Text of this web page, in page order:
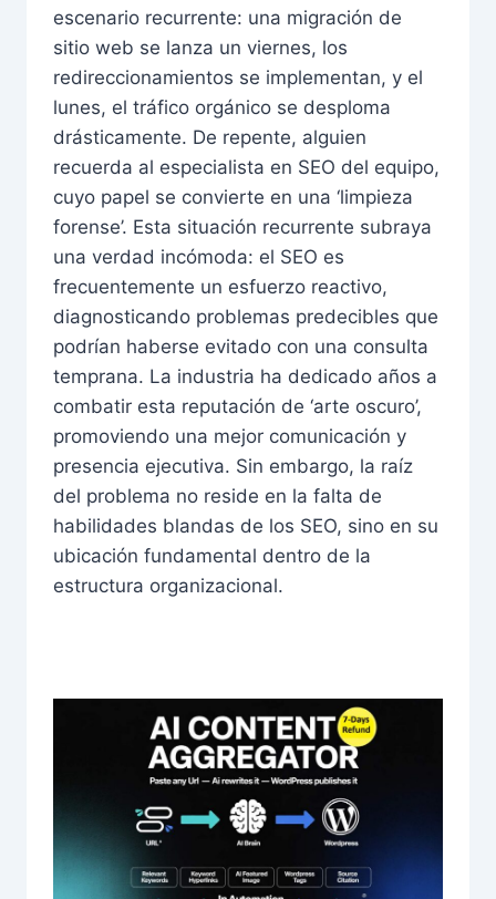
escenario recurrente: una migración de
sitio web se lanza un viernes, los
redireccionamientos se implementan, y el
lunes, el tráfico orgánico se desploma
drásticamente. De repente, alguien
recuerda al especialista en SEO del equipo,
cuyo papel se convierte en una ‘limpieza
forense’. Esta situación recurrente subraya
una verdad incómoda: el SEO es
frecuentemente un esfuerzo reactivo,
diagnosticando problemas predecibles que
podrían haberse evitado con una consulta
temprana. La industria ha dedicado años a
combatir esta reputación de ‘arte oscuro’,
promoviendo una mejor comunicación y
presencia ejecutiva. Sin embargo, la raíz
del problema no reside en la falta de
habilidades blandas de los SEO, sino en su
ubicación fundamental dentro de la
estructura organizacional.